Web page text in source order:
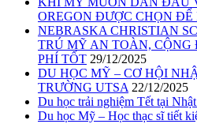
OREGON ĐƯỢC CHỌN
NEBRASKA CHRISTIAN
TRÚ MỸ AN TOÀN,
PHÍ TỐT 29/12/2025
DU HỌC MỸ – CƠ HỘI
TRƯỜNG UTSA 22/12/2025
Du học trải nghiệm Tết tại
Du học Mỹ – Học thạc sĩ tiết